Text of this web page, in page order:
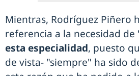
Mientras, Rodríguez Piñero
referencia a la necesidad de
esta especialidad, puesto
de vista- "siempre" ha sido